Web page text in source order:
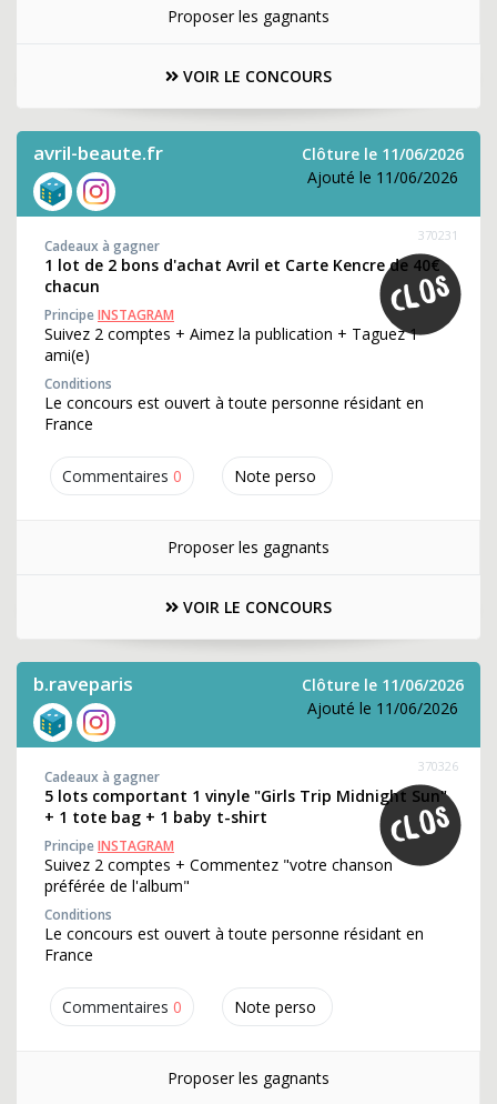
Proposer les gagnants
VOIR LE CONCOURS
avril-beaute.fr
Clôture le 11/06/2026
Ajouté le 11/06/2026
Commentaires 0 Note perso
370231
Cadeaux à gagner
1 lot de 2 bons d'achat Avril et Carte Kencre de 40€
chacun
PrincipeINSTAGRAM
Suivez 2 comptes + Aimez la publication + Taguez 1
ami(e)
Conditions
Le concours est ouvert à toute personne résidant en
France
Proposer les gagnants
VOIR LE CONCOURS
b.raveparis
Clôture le 11/06/2026
Ajouté le 11/06/2026
Commentaires 0 Note perso
370326
Cadeaux à gagner
5 lots comportant 1 vinyle "Girls Trip Midnight Sun"
+ 1 tote bag + 1 baby t-shirt
PrincipeINSTAGRAM
Suivez 2 comptes + Commentez "votre chanson
préférée de l'album"
Conditions
Le concours est ouvert à toute personne résidant en
France
Proposer les gagnants